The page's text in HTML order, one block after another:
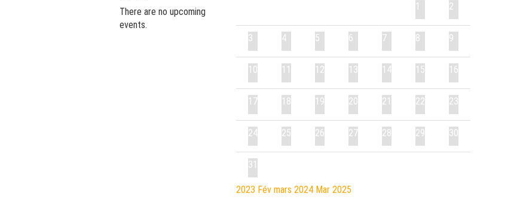
There are no upcoming
events.
1
2
3 4 5 6 7 8 9
10 11 12 13 14 15 16
17 18 19 20 21 22 23
24 25 26 27 28 29 30
31
2023 Fév mars 2024 Mar 2025